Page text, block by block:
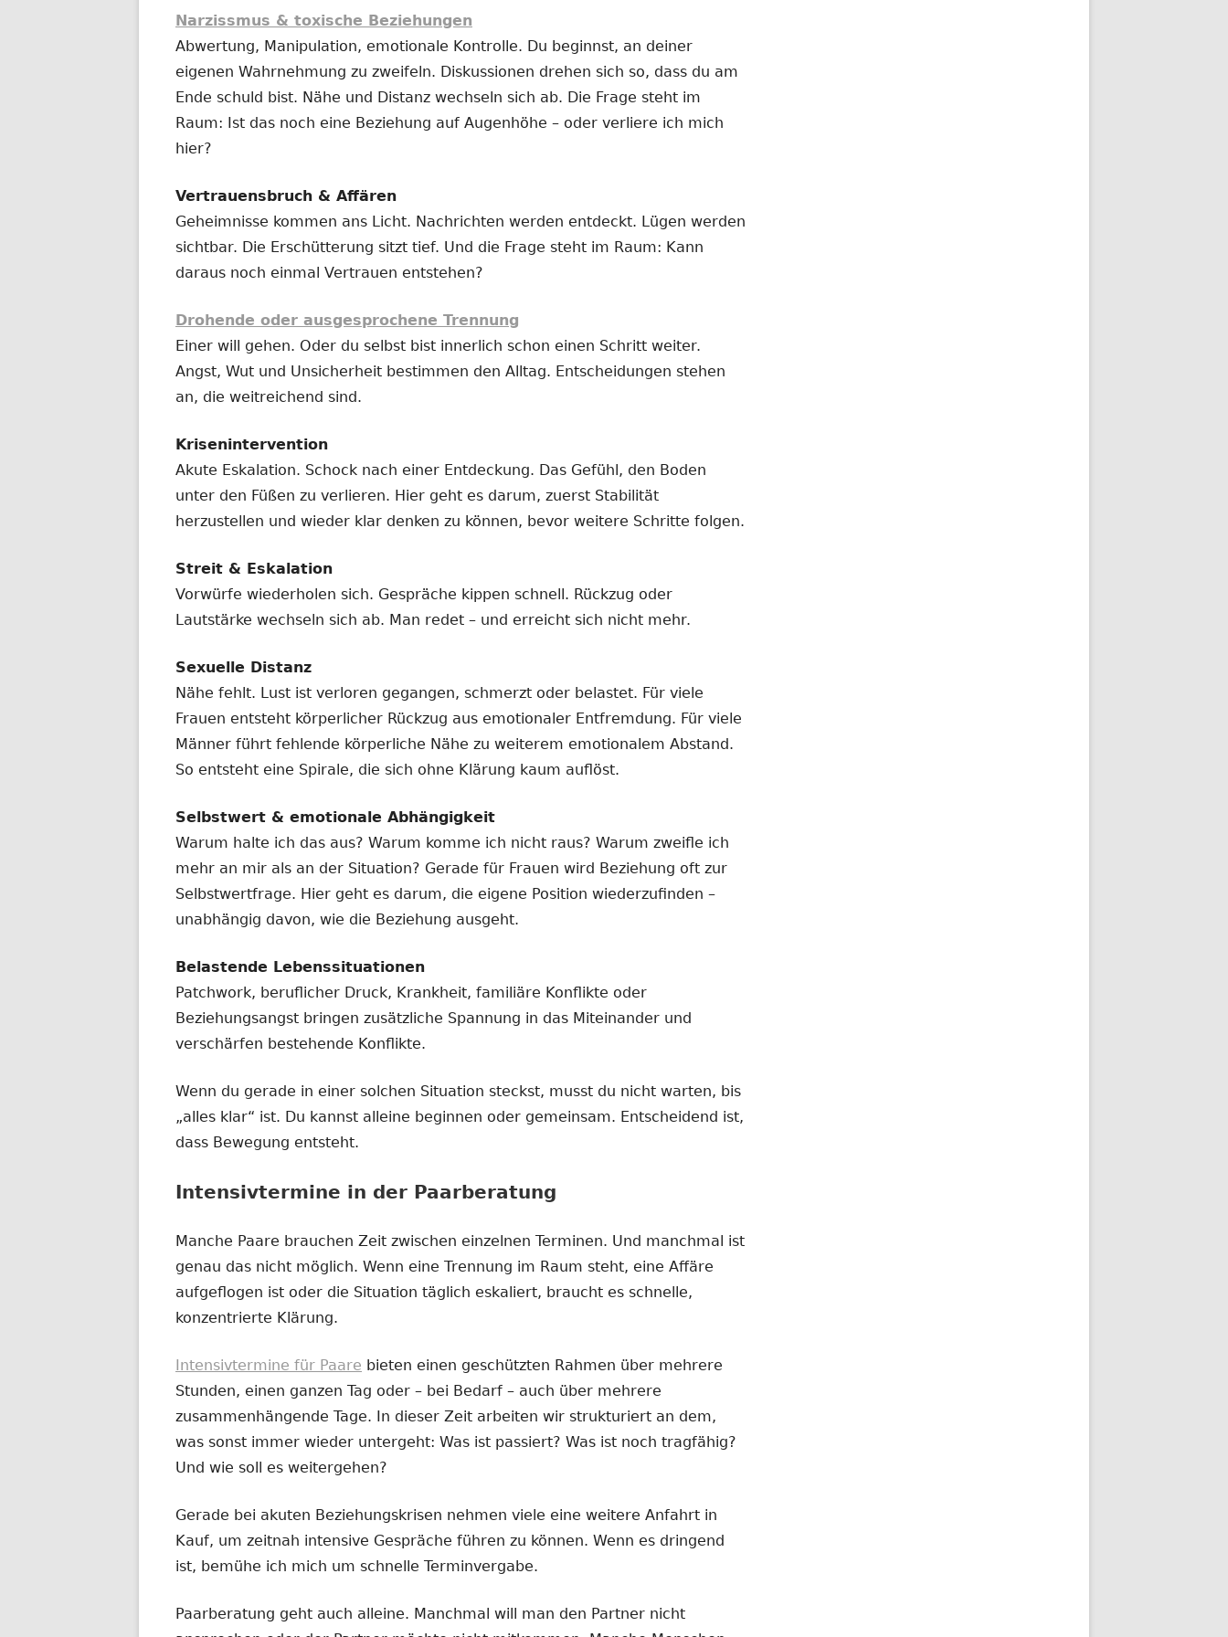
Narzissmus & toxische Beziehungen
Abwertung, Manipulation, emotionale Kontrolle. Du beginnst, an deiner
eigenen Wahrnehmung zu zweifeln. Diskussionen drehen sich so, dass du am
Ende schuld bist. Nähe und Distanz wechseln sich ab. Die Frage steht im
Raum: Ist das noch eine Beziehung auf Augenhöhe – oder verliere ich mich
hier?
Vertrauensbruch & Affären
Geheimnisse kommen ans Licht. Nachrichten werden entdeckt. Lügen werden
sichtbar. Die Erschütterung sitzt tief. Und die Frage steht im Raum: Kann
daraus noch einmal Vertrauen entstehen?
Drohende oder ausgesprochene Trennung
Einer will gehen. Oder du selbst bist innerlich schon einen Schritt weiter.
Angst, Wut und Unsicherheit bestimmen den Alltag. Entscheidungen stehen
an, die weitreichend sind.
Krisenintervention
Akute Eskalation. Schock nach einer Entdeckung. Das Gefühl, den Boden
unter den Füßen zu verlieren. Hier geht es darum, zuerst Stabilität
herzustellen und wieder klar denken zu können, bevor weitere Schritte folgen.
Streit & Eskalation
Vorwürfe wiederholen sich. Gespräche kippen schnell. Rückzug oder
Lautstärke wechseln sich ab. Man redet – und erreicht sich nicht mehr.
Sexuelle Distanz
Nähe fehlt. Lust ist verloren gegangen, schmerzt oder belastet. Für viele
Frauen entsteht körperlicher Rückzug aus emotionaler Entfremdung. Für viele
Männer führt fehlende körperliche Nähe zu weiterem emotionalem Abstand.
So entsteht eine Spirale, die sich ohne Klärung kaum auflöst.
Selbstwert & emotionale Abhängigkeit
Warum halte ich das aus? Warum komme ich nicht raus? Warum zweifle ich
mehr an mir als an der Situation? Gerade für Frauen wird Beziehung oft zur
Selbstwertfrage. Hier geht es darum, die eigene Position wiederzufinden –
unabhängig davon, wie die Beziehung ausgeht.
Belastende Lebenssituationen
Patchwork, beruflicher Druck, Krankheit, familiäre Konflikte oder
Beziehungsangst bringen zusätzliche Spannung in das Miteinander und
verschärfen bestehende Konflikte.
Wenn du gerade in einer solchen Situation steckst, musst du nicht warten, bis
„alles klar“ ist. Du kannst alleine beginnen oder gemeinsam. Entscheidend ist,
dass Bewegung entsteht.
Intensivtermine in der Paarberatung
Manche Paare brauchen Zeit zwischen einzelnen Terminen. Und manchmal ist
genau das nicht möglich. Wenn eine Trennung im Raum steht, eine Affäre
aufgeflogen ist oder die Situation täglich eskaliert, braucht es schnelle,
konzentrierte Klärung.
Intensivtermine für Paare bieten einen geschützten Rahmen über mehrere
Stunden, einen ganzen Tag oder – bei Bedarf – auch über mehrere
zusammenhängende Tage. In dieser Zeit arbeiten wir strukturiert an dem,
was sonst immer wieder untergeht: Was ist passiert? Was ist noch tragfähig?
Und wie soll es weitergehen?
Gerade bei akuten Beziehungskrisen nehmen viele eine weitere Anfahrt in
Kauf, um zeitnah intensive Gespräche führen zu können. Wenn es dringend
ist, bemühe ich mich um schnelle Terminvergabe.
Paarberatung geht auch alleine. Manchmal will man den Partner nicht